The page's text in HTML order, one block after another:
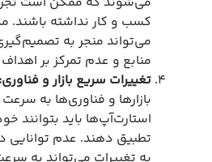
کسب و کار نداشته باشند.
می‌تواند منجر به
منابع و عدم تمرکز بر
تغییرات سریع بازار و فناوری:
بازارها و فناوری‌ها به
استارت‌آپ‌ها باید بتوانند
تطبیق دهند. عدم